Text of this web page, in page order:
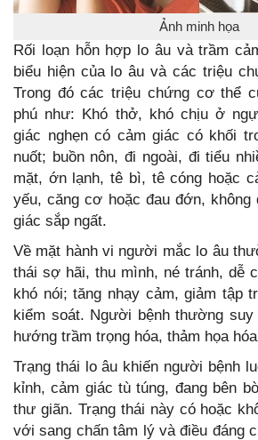
Ảnh minh họa
Rối loạn hỗn hợp lo âu và trầm
biểu hiện của lo âu và các triệu
Trong đó các triệu chứng cơ thể
phú như: Khó thở, khó chịu ở
giác nghẹn có cảm giác có khối
nuốt; buồn nôn, đi ngoài, đi tiểu
mặt, ớn lạnh, tê bì, tê cóng hoặc
yếu, căng cơ hoặc đau đớn,
giác sắp ngất.
Về mặt hành vi người mắc lo âu
thái sợ hãi, thu mình, né tránh, dễ
khó nói; tăng nhạy cảm, giảm tập
kiểm soát. Người bệnh thường
hướng trầm trọng hóa, thảm họa
Trạng thái lo âu khiến người bệnh
kỉnh, cảm giác tù túng, đang bên
thư giãn. Trạng thái này có hoặc
với sang chấn tâm lý và điều đáng